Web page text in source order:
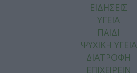
ΕΙΔΗΣΕΙΣ
ΥΓΕΙΑ
ΠΑΙΔΙ
ΨΥΧΙΚΗ ΥΓΕΙΑ
ΔΙΑΤΡΟΦΗ
ΕΠΙΧΕΙΡΕΙΝ